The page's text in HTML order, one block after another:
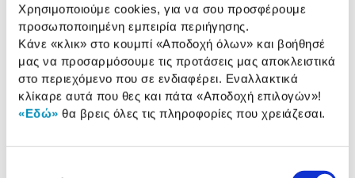
Χρησιμοποιούμε cookies, για να σου προσφέρουμε
προσωποποιημένη εμπειρία περιήγησης.
Κάνε «κλικ» στο κουμπί «Αποδοχή όλων» και βοήθησέ
μας να προσαρμόσουμε τις προτάσεις μας αποκλειστικά
στο περιεχόμενο που σε ενδιαφέρει. Εναλλακτικά
κλίκαρε αυτά που θες και πάτα «Αποδοχή επιλογών»!
«Εδώ» θα βρεις όλες τις πληροφορίες που χρειάζεσαι.
Αναλυτική
παρουσίαση
Αναλυτική παρουσίαση
Προδιαγραφές
προϊόντος
Χαρακτηριστικά